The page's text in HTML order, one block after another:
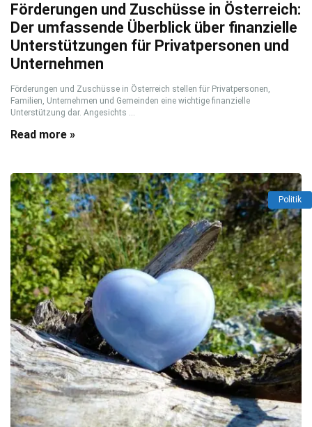
Förderungen und Zuschüsse in Österreich:
Der umfassende Überblick über finanzielle
Unterstützungen für Privatpersonen und
Unternehmen
Förderungen und Zuschüsse in Österreich stellen für Privatpersonen,
Familien, Unternehmen und Gemeinden eine wichtige finanzielle
Unterstützung dar. Angesichts ...
Read more »
Politik